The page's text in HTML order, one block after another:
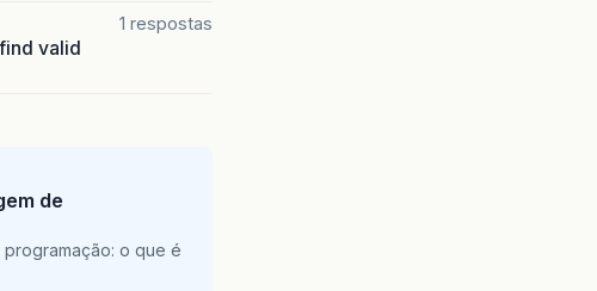
valid
1 respostas
de
o que é